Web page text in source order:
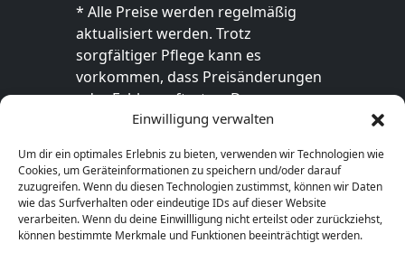
Einwilligung verwalten
Um dir ein optimales Erlebnis zu bieten, verwenden wir Technologien wie
Cookies, um Geräteinformationen zu speichern und/oder darauf
zuzugreifen. Wenn du diesen Technologien zustimmst, können wir Daten
wie das Surfverhalten oder eindeutige IDs auf dieser Website
verarbeiten. Wenn du deine Einwillligung nicht erteilst oder zurückziehst,
können bestimmte Merkmale und Funktionen beeinträchtigt werden.
* Alle Preise werden regelmäßig
aktualisiert werden. Trotz
sorgfältiger Pflege kann es
vorkommen, dass Preisänderungen
oder Fehler auftreten. Der
endgültige Preis sowie die
ausschließlich im jeweiligen Online-
Shop des Anbieters verbindlich. Bitte
überprüfe den Preis vor dem Kauf
direkt beim Händler.